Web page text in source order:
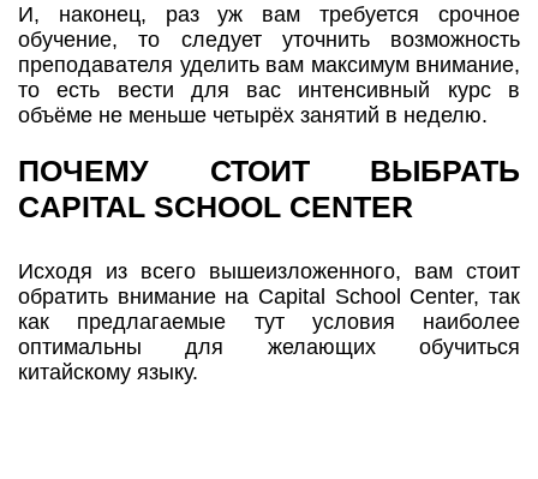
И, наконец, раз уж вам требуется срочное
обучение, то следует уточнить возможность
преподавателя уделить вам максимум внимание,
то есть вести для вас интенсивный курс в
объёме не меньше четырёх занятий в неделю.
ПОЧЕМУ СТОИТ ВЫБРАТЬ
CAPITAL SCHOOL CENTER
Исходя из всего вышеизложенного, вам стоит
обратить внимание на Capital School Center, так
как предлагаемые тут условия наиболее
оптимальны для желающих обучиться
китайскому языку.